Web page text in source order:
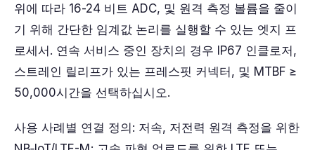
위에 따라 16-24 비트 ADC, 및 원격 측정 볼륨을 줄이
기 위해 간단한 임계값 논리를 실행할 수 있는 엣지 프
로세서. 연속 서비스 중인 장치의 경우 IP67 인클로저,
스트레인 릴리프가 있는 프레스핏 커넥터, 및 MTBF ≥
50,000시간을 선택하십시오.
사용 사례별 연결 정의: 저속, 저전력 원격 측정을 위한